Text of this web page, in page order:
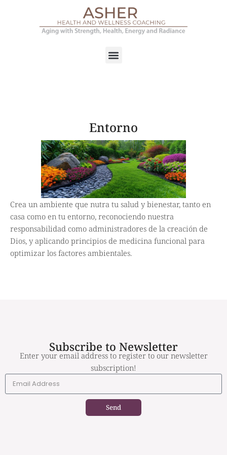
Entorno
Crea un ambiente que nutra tu salud y bienestar, tanto en
casa como en tu entorno, reconociendo nuestra
responsabilidad como administradores de la creación de
Dios, y aplicando principios de medicina funcional para
optimizar los factores ambientales.
Subscribe to Newsletter
Enter your email address to register to our newsletter
subscription!
Send